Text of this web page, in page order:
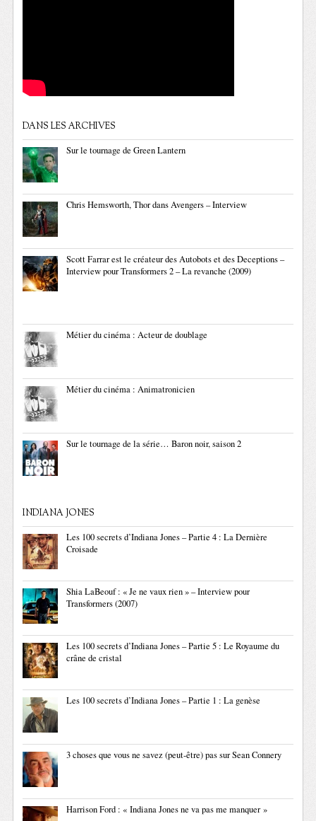
DANS LES ARCHIVES
Sur le tournage de Green Lantern
Chris Hemsworth, Thor dans Avengers – Interview
Scott Farrar est le créateur des Autobots et des Deceptions –
Interview pour Transformers 2 – La revanche (2009)
Métier du cinéma : Acteur de doublage
Métier du cinéma : Animatronicien
Sur le tournage de la série… Baron noir, saison 2
INDIANA JONES
Les 100 secrets d’Indiana Jones – Partie 4 : La Dernière
Croisade
Shia LaBeouf : « Je ne vaux rien » – Interview pour
Transformers (2007)
Les 100 secrets d’Indiana Jones – Partie 5 : Le Royaume du
crâne de cristal
Les 100 secrets d’Indiana Jones – Partie 1 : La genèse
3 choses que vous ne savez (peut-être) pas sur Sean Connery
Harrison Ford : « Indiana Jones ne va pas me manquer »